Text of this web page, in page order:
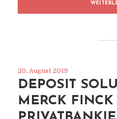
20. August 2019
DEPOSIT
MERCK FINCK